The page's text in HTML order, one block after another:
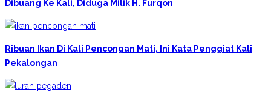
Dibuang Ke Kali, Diduga Milik H. Furqon
Ribuan Ikan Di Kali Pencongan Mati, Ini Kata Penggiat Kali
Pekalongan